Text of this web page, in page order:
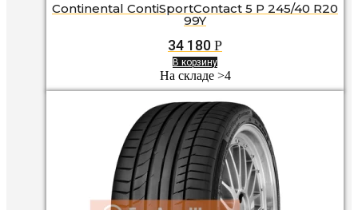
Continental ContiSportContact 5 P 245/40 R20
99Y
34 180 Р
В корзину
На складе >4